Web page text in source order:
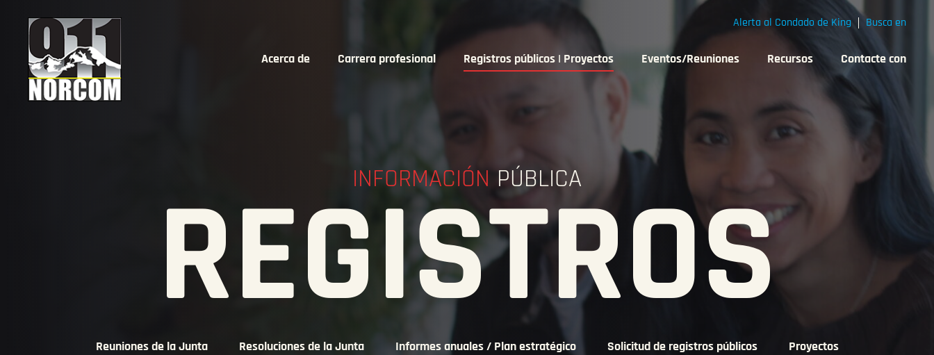
Acerca de Carrera profesional Registros públicos | Proyectos Eventos/Reuniones Recursos Contacte con
Alerta al Condado de King Busca en
INFORMACIÓN PÚBLICA
REGISTROS
Reuniones de la Junta Resoluciones de la Junta Informes anuales / Plan estratégico Solicitud de registros públicos Proyectos